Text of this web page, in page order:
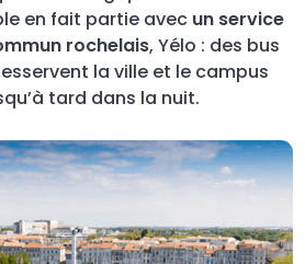
en fait partie avec un service
rochelais, Yélo : des bus
la ville et le campus
tard dans la nuit.